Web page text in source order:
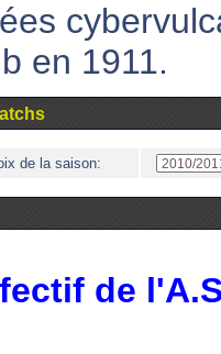
en 1911.
de la saison:
de